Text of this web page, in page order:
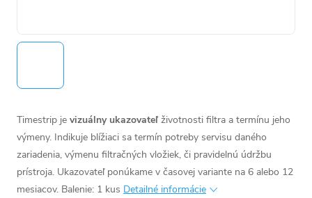
Timestrip je vizuálny ukazovateľ životnosti filtra a termínu jeho
výmeny. Indikuje blížiaci sa termín potreby servisu daného
zariadenia, výmenu filtračných vložiek, či pravidelnú údržbu
prístroja. Ukazovateľ ponúkame v časovej variante na 6 alebo 12
mesiacov. Balenie: 1 kus Detailné informácie